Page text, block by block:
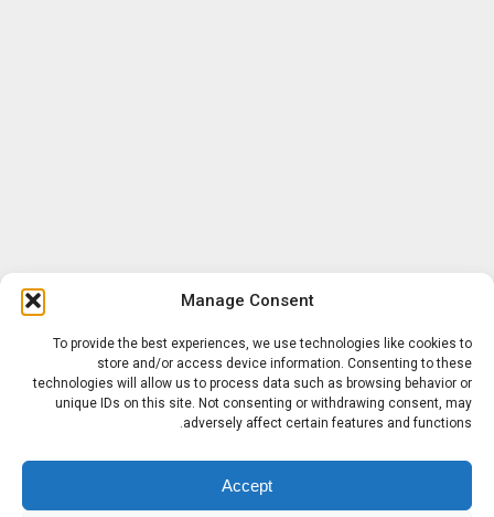
Manage Consent
To provide the best experiences, we use technologies like cookies to
store and/or access device information. Consenting to these
technologies will allow us to process data such as browsing behavior or
unique IDs on this site. Not consenting or withdrawing consent, may
adversely affect certain features and functions.
Accept